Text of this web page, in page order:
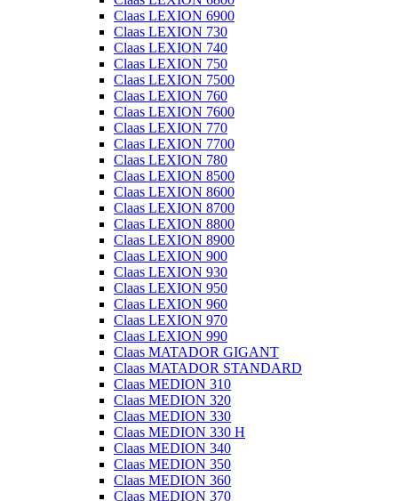
Claas LEXION 6900
Claas LEXION 730
Claas LEXION 740
Claas LEXION 750
Claas LEXION 7500
Claas LEXION 760
Claas LEXION 7600
Claas LEXION 770
Claas LEXION 7700
Claas LEXION 780
Claas LEXION 8500
Claas LEXION 8600
Claas LEXION 8700
Claas LEXION 8800
Claas LEXION 8900
Claas LEXION 900
Claas LEXION 930
Claas LEXION 950
Claas LEXION 960
Claas LEXION 970
Claas LEXION 990
Claas MATADOR GIGANT
Claas MATADOR STANDARD
Claas MEDION 310
Claas MEDION 320
Claas MEDION 330
Claas MEDION 330 H
Claas MEDION 340
Claas MEDION 350
Claas MEDION 360
Claas MEDION 370